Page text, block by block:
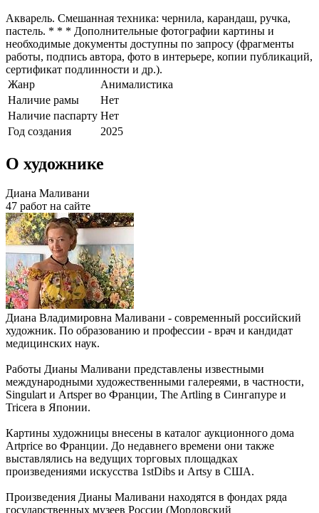
Акварель. Смешанная техника: чернила, карандаш, ручка,
пастель. * * * Дополнительные фотографии картины и
необходимые документы доступны по запросу (фрагменты
работы, подпись автора, фото в интерьере, копии публикаций,
сертификат подлинности и др.).
Жанр
Анималистика
Наличие рамы
Нет
Наличие паспарту Нет
Год создания
2025
О художнике
Диана Маливани
47 работ на сайте
Диана Владимировна Маливани - современный российский
художник. По образованию и профессии - врач и кандидат
медицинских наук.
Работы Дианы Маливани представлены известными
международными художественными галереями, в частности,
Singulart и Artsper во Франции, The Artling в Сингапуре и
Tricera в Японии.
Картины художницы внесены в каталог аукционного дома
Artprice во Франции. До недавнего времени они также
выставлялись на ведущих торговых площадках
произведениями искусства 1stDibs и Artsy в США.
Произведения Дианы Маливани находятся в фондах ряда
государственных музеев России (Мордовский